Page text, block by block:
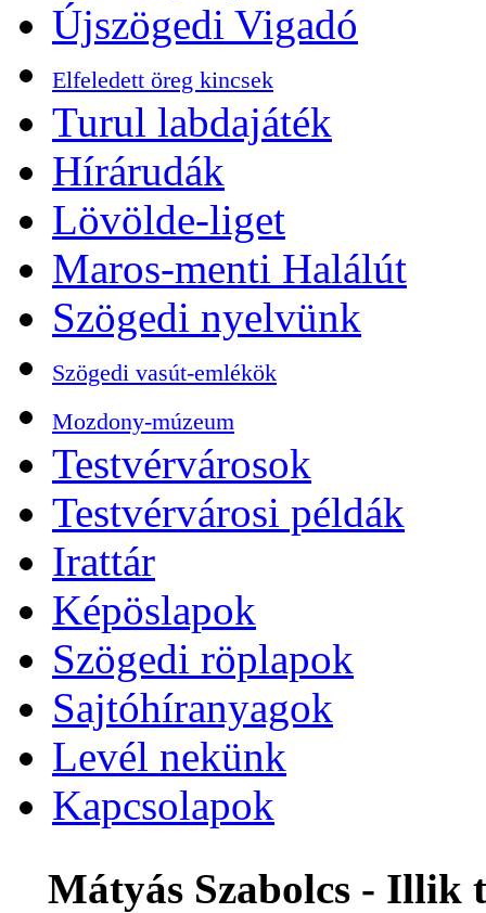
Újszögedi Vigadó
Elfeledett öreg kincsek
Turul labdajáték
Hírárudák
Lövölde-liget
Maros-menti Halálút
Szögedi nyelvünk
Szögedi vasút-emlékök
Mozdony-múzeum
Testvérvárosok
Testvérvárosi példák
Irattár
Képöslapok
Szögedi röplapok
Sajtóhíranyagok
Levél nekünk
Kapcsolapok
Mátyás Szabolcs - Illik